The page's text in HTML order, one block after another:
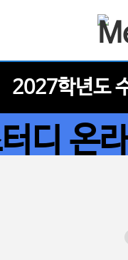
2027학년도
디 온